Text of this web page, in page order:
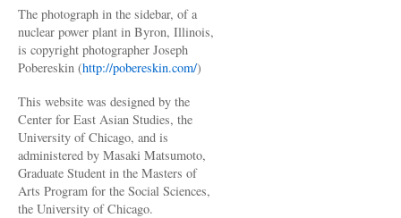
The photograph in the sidebar, of a
nuclear power plant in Byron, Illinois,
is copyright photographer Joseph
Pobereskin (http://pobereskin.com/)
This website was designed by the
Center for East Asian Studies, the
University of Chicago, and is
administered by Masaki Matsumoto,
Graduate Student in the Masters of
Arts Program for the Social Sciences,
the University of Chicago.